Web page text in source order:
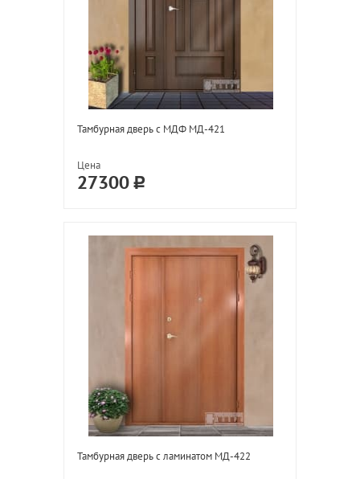
Тамбурная дверь с МДФ МД-421
Цена
27300
Тамбурная дверь с ламинатом МД-422